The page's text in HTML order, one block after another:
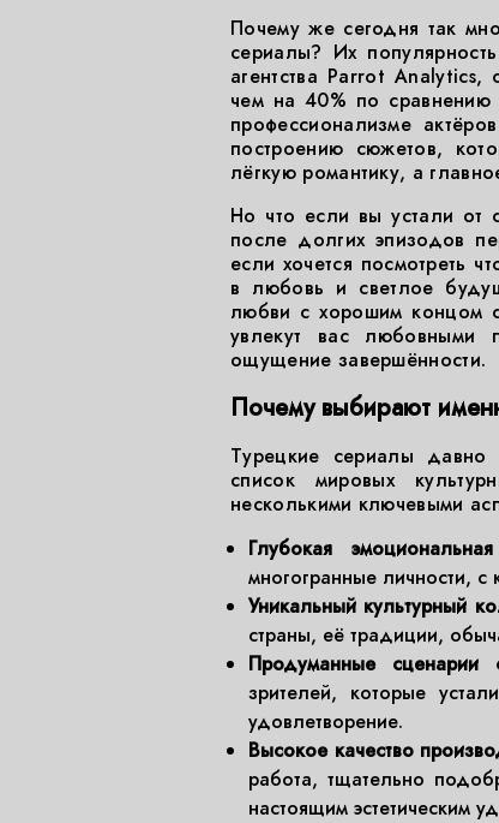
Почему же сегодня так
сериалы? Их
агентства Parrot
чем на 40% по
профессионализме
построению сюжетов,
лёгкую романтику, а
Но что если вы устали от
после долгих эпизодов
если хочется посмотреть
в любовь и светлое
любви с хорошим концом
увлекут вас любовными
ощущение завершённости.
Почему выбирают
Турецкие сериалы
список мировых
несколькими ключевыми
Глубокая
многогранные личности, с
Уникальный культурный
страны, её традиции,
Продуманные сценарии
зрителей, которые
удовлетворение.
Высокое качество
работа, тщательно
настоящим эстетическим